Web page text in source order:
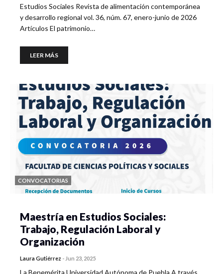
Estudios Sociales Revista de alimentación contemporánea
y desarrollo regional vol. 36, núm. 67, enero-junio de 2026
Artículos El patrimonio…
LEER MÁS
CONVOCATORIAS
Maestría en Estudios Sociales:
Trabajo, Regulación Laboral y
Organización
Laura Gutiérrez - Jun 23, 2025
La Benemérita Universidad Autónoma de Puebla A través